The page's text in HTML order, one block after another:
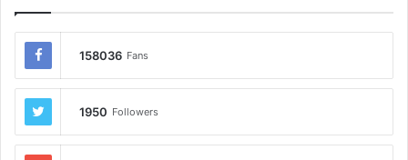
158036 Fans
1950 Followers